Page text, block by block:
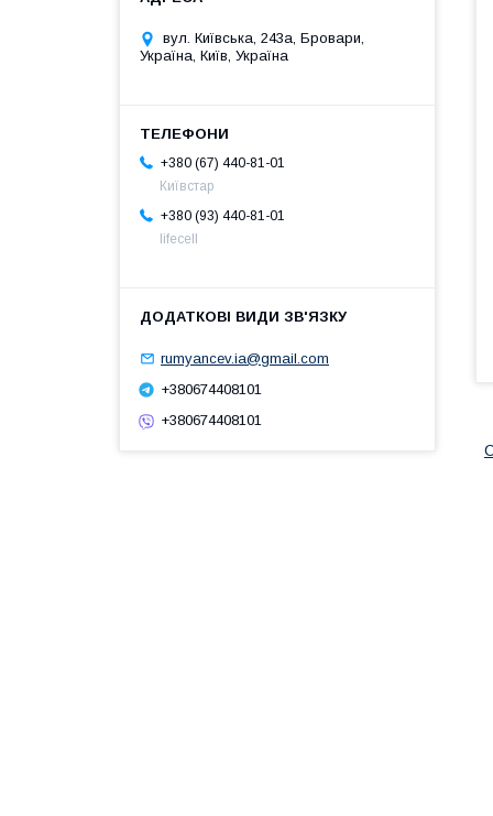
вул. Київська, 243а, Бровари,
Україна, Київ, Україна
+380 (67) 440-81-01
Київстар
+380 (93) 440-81-01
lifecell
rumyancev.ia@gmail.com
+380674408101
+380674408101